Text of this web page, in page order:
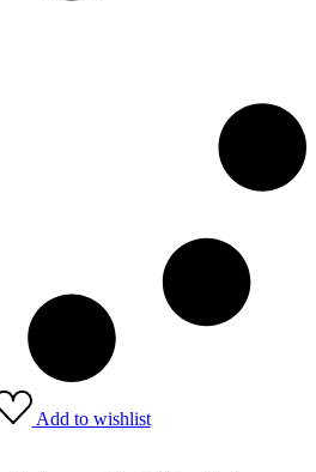
Add to wishlist